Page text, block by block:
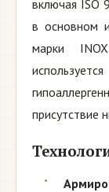
включая ISO
в основном
марки
присутствие